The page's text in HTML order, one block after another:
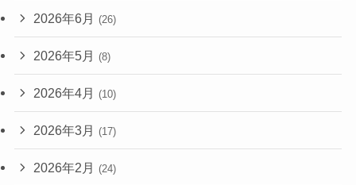
2026年6月 (26)
2026年5月 (8)
2026年4月 (10)
2026年3月 (17)
2026年2月 (24)